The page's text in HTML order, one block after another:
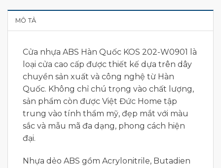
MÔ TẢ
Cửa nhựa ABS Hàn Quốc KOS 202-W0901 là
loại cửa cao cấp được thiết kế dựa trên dây
chuyền sản xuất và công nghệ từ Hàn
Quốc. Không chỉ chú trọng vào chất lượng,
sản phẩm còn được Việt Đức Home tập
trung vào tính thẩm mỹ, đẹp mắt với màu
sắc và mẫu mã đa dạng, phong cách hiện
đại.
Nhựa dẻo ABS gồm Acrylonitrile, Butadien